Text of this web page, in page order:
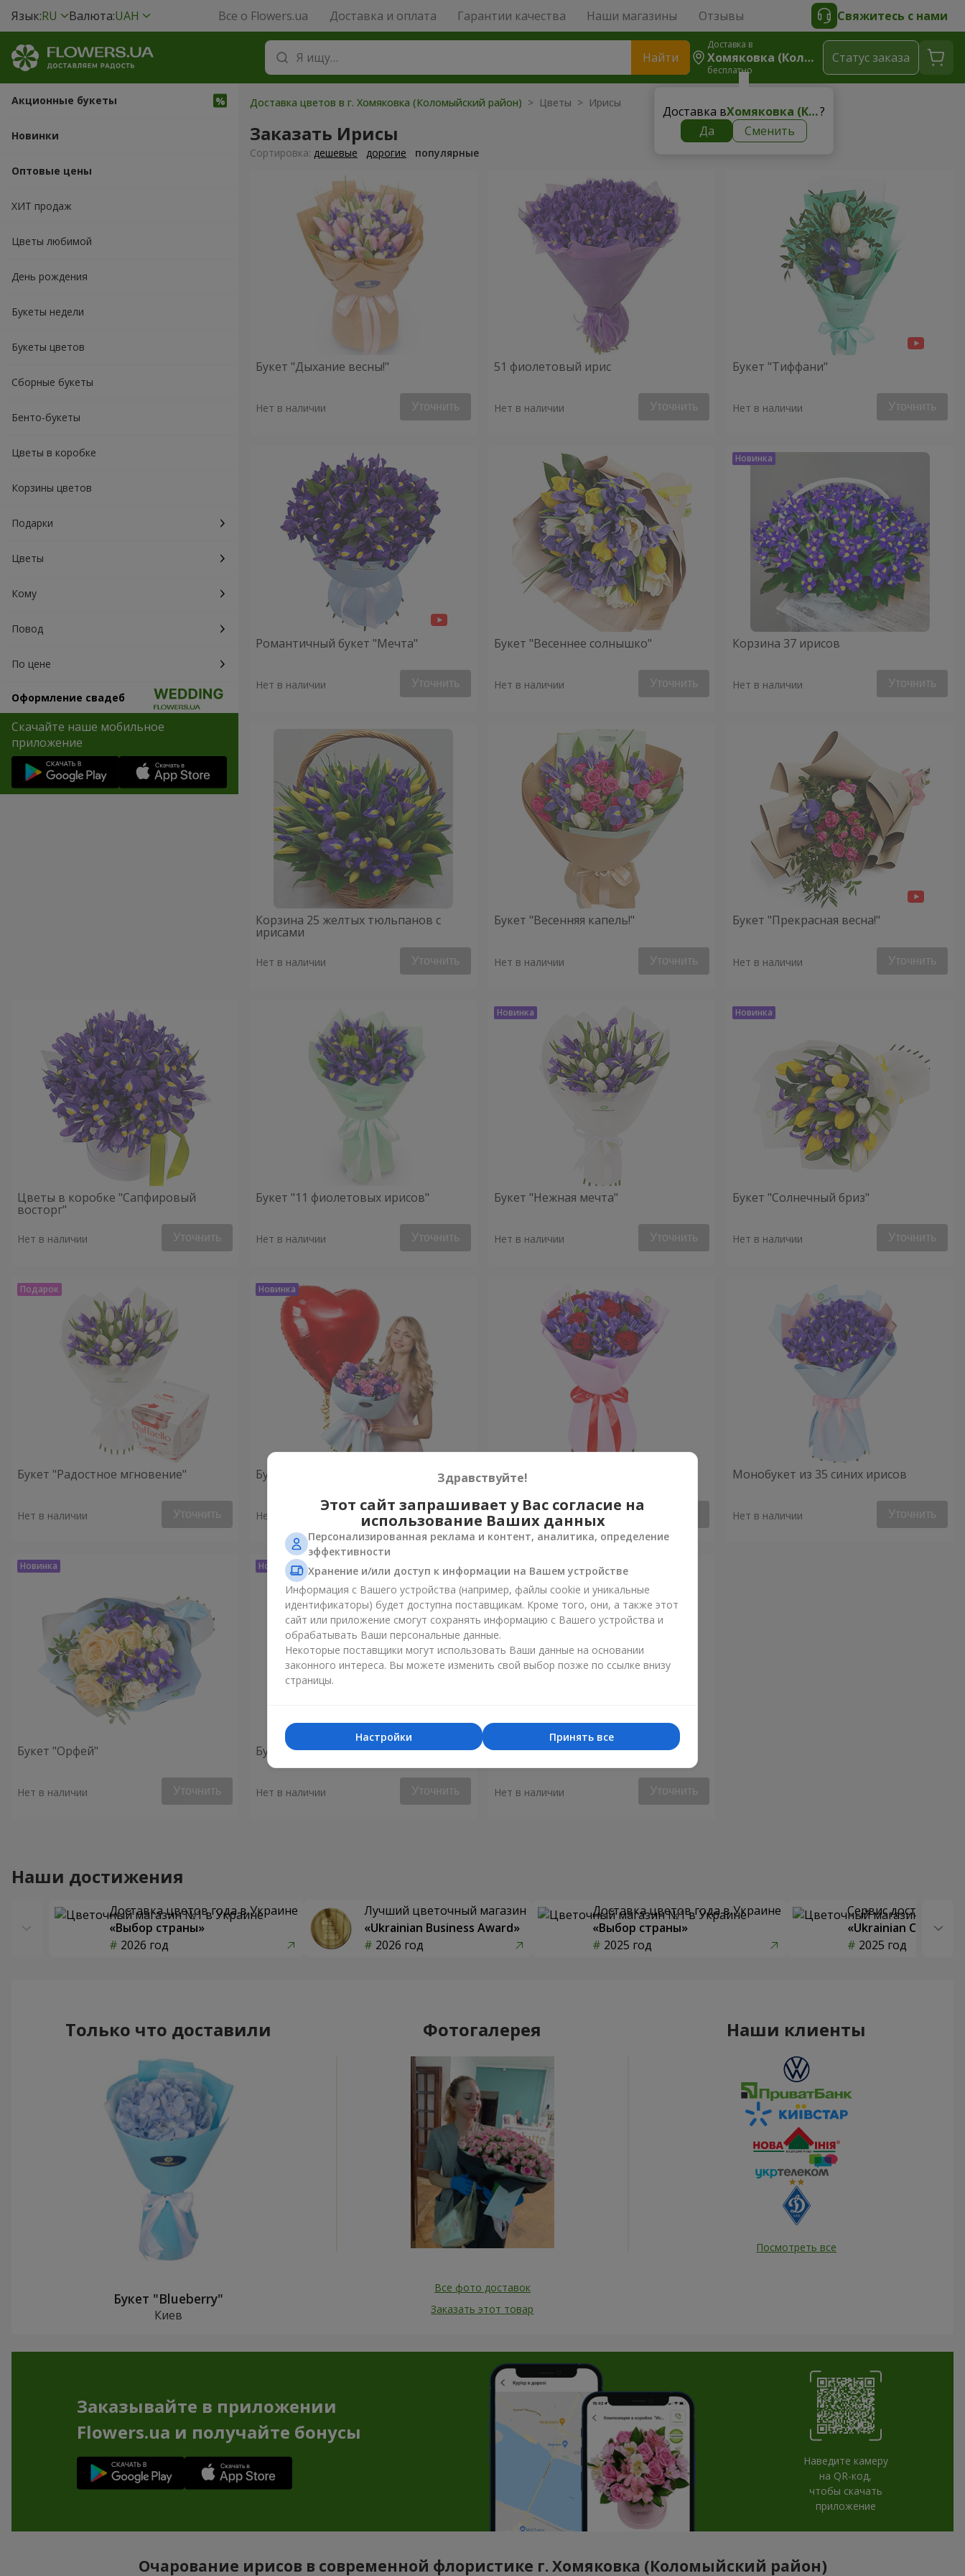
Язык:RU Валюта:UAH Все о Flowers.ua Доставка и оплата Гарантии качества Наши магазины Отзывы Свяжитесь с нами
Найти
Доставка в
Хомяковка (Коломыйский Район)
бесплатно
Доставка в Хомяковка (Коломыйский район)?
Да
Сменить
Cтатус заказа
Акционные букеты
Новинки
Оптовые цены
ХИТ продаж
Цветы любимой
День рождения
Букеты недели
Букеты цветов
Сборные букеты
Бенто-букеты
Цветы в коробке
Корзины цветов
Подарки
Цветы
Кому
Повод
По цене
Оформление свадеб
Скачайте наше мобильное
приложение
Доставка цветов в г. Хомяковка (Коломыйский район) > Цветы > Ирисы
Заказать Ирисы
Cортировка: дешевые дорогие популярные
Букет "Дыхание весны!"
Нет в наличии Уточнить
51 фиолетовый ирис
Нет в наличии Уточнить
Букет "Тиффани"
Нет в наличии Уточнить
Романтичный букет "Мечта"
Нет в наличии Уточнить
Букет "Весеннее солнышко"
Нет в наличии Уточнить
Корзина 37 ирисов
Нет в наличии Уточнить
Корзина 25 желтых тюльпанов с
ирисами
Нет в наличии Уточнить
Букет "Весенняя капель!"
Нет в наличии Уточнить
Букет "Прекрасная весна!"
Нет в наличии Уточнить
Цветы в коробке "Сапфировый
восторг"
Нет в наличии Уточнить
Букет "11 фиолетовых ирисов"
Нет в наличии Уточнить
Букет "Нежная мечта"
Нет в наличии Уточнить
Букет "Солнечный бриз"
Нет в наличии Уточнить
Букет "Радостное мгновение"
Нет в наличии Уточнить
Букет "Ключ к сердцу" с шаром
Нет в наличии Уточнить
Букет "Pinot Noir"
Нет в наличии
Монобукет из 35 синих ирисов
Нет в наличии Уточнить
Букет "Орфей"
Нет в наличии Уточнить
Букет "Фаренгейт"
Нет в наличии Уточнить
Букет "Весенний ветер"
Нет в наличии Уточнить
Наши достижения
Доставка цветов года в Украине
«Выбор страны»
2026 год
Лучший цветочный магазин
«Ukrainian Business Award»
2026 год
Доставка цветов года в Украине
«Выбор страны»
2025 год
Сервис доставки
«Ukrainian Choice»
2025 год
Только что доставили
Букет "Blueberry"
Киев
Фотогалерея
Все фото доставок
Заказать этот товар
Наши клиенты
Посмотреть все
Заказывайте в приложении
Flowers.ua и получайте бонусы
Наведите камеру
на QR-код,
чтобы скачать
приложение
Очарование ирисов в современной флористике г. Хомяковка (Коломыйский район)
Здравствуйте!
Этот сайт запрашивает у Вас согласие на
использование Ваших данных
Персонализированная реклама и контент, аналитика, определение
эффективности
Хранение и/или доступ к информации на Вашем устройстве
Информация с Вашего устройства (например, файлы cookie и уникальные
идентификаторы) будет доступна поставщикам. Кроме того, они, а также этот
сайт или приложение смогут сохранять информацию с Вашего устройства и
обрабатывать Ваши персональные данные.
Некоторые поставщики могут использовать Ваши данные на основании
законного интереса. Вы можете изменить свой выбор позже по ссылке внизу
страницы.
Принять все
Настройки